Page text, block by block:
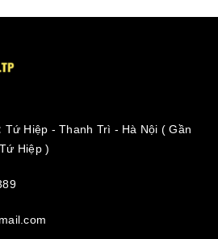
quý khách hàng khi sử dụng sản
Tứ Hiệp - Thanh Trì - Hà Nội ( Gần
Hiệp )